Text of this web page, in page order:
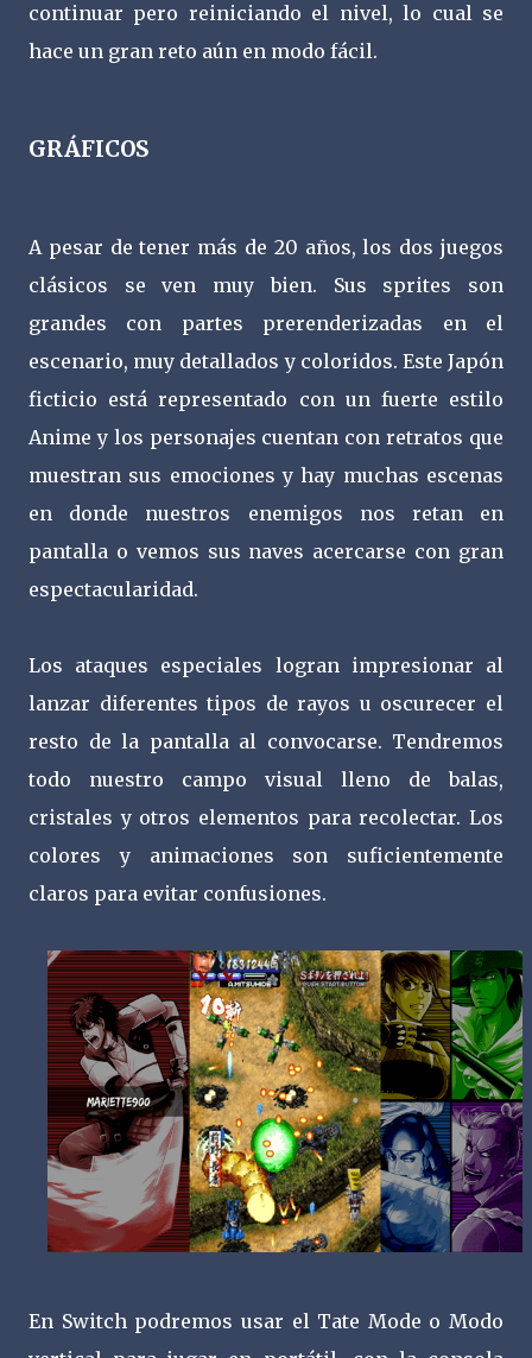
continuar pero reiniciando el nivel, lo cual se
hace un gran reto aún en modo fácil.
GRÁFICOS
A pesar de tener más de 20 años, los dos juegos
clásicos se ven muy bien. Sus sprites son
grandes con partes prerenderizadas en el
escenario, muy detallados y coloridos. Este Japón
ficticio está representado con un fuerte estilo
Anime y los personajes cuentan con retratos que
muestran sus emociones y hay muchas escenas
en donde nuestros enemigos nos retan en
pantalla o vemos sus naves acercarse con gran
espectacularidad.
Los ataques especiales logran impresionar al
lanzar diferentes tipos de rayos u oscurecer el
resto de la pantalla al convocarse. Tendremos
todo nuestro campo visual lleno de balas,
cristales y otros elementos para recolectar. Los
colores y animaciones son suficientemente
claros para evitar confusiones.
En Switch podremos usar el Tate Mode o Modo